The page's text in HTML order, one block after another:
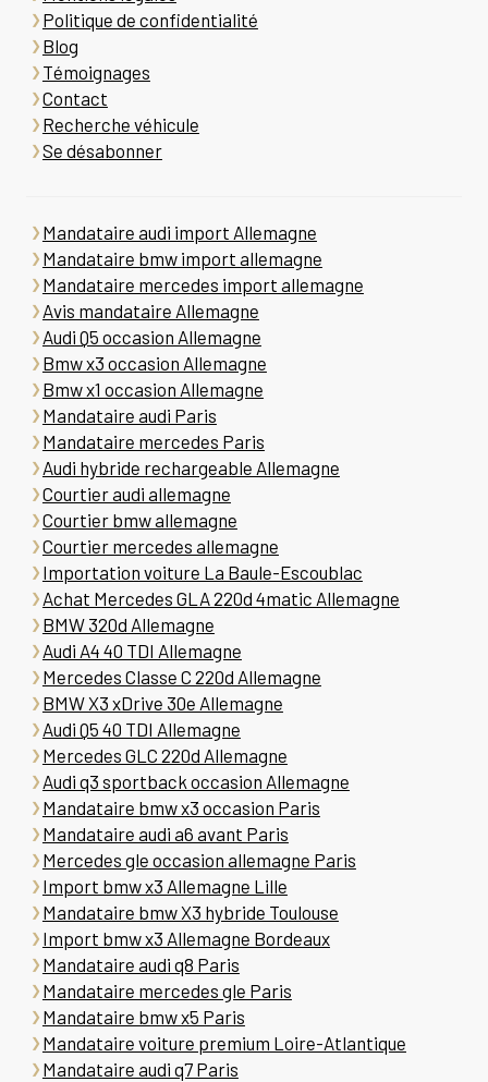
Politique de confidentialité
Blog
Témoignages
Contact
Recherche véhicule
Se désabonner
Mandataire audi import Allemagne
Mandataire bmw import allemagne
Mandataire mercedes import allemagne
Avis mandataire Allemagne
Audi Q5 occasion Allemagne
Bmw x3 occasion Allemagne
Bmw x1 occasion Allemagne
Mandataire audi Paris
Mandataire mercedes Paris
Audi hybride rechargeable Allemagne
Courtier audi allemagne
Courtier bmw allemagne
Courtier mercedes allemagne
Importation voiture La Baule-Escoublac
Achat Mercedes GLA 220d 4matic Allemagne
BMW 320d Allemagne
Audi A4 40 TDI Allemagne
Mercedes Classe C 220d Allemagne
BMW X3 xDrive 30e Allemagne
Audi Q5 40 TDI Allemagne
Mercedes GLC 220d Allemagne
Audi q3 sportback occasion Allemagne
Mandataire bmw x3 occasion Paris
Mandataire audi a6 avant Paris
Mercedes gle occasion allemagne Paris
Import bmw x3 Allemagne Lille
Mandataire bmw X3 hybride Toulouse
Import bmw x3 Allemagne Bordeaux
Mandataire audi q8 Paris
Mandataire mercedes gle Paris
Mandataire bmw x5 Paris
Mandataire voiture premium Loire-Atlantique
Mandataire audi q7 Paris